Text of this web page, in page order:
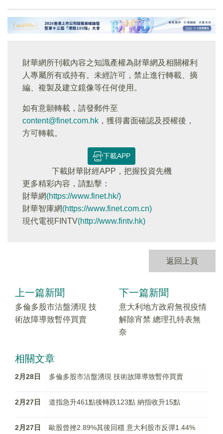
財華網所刊載內容之知識產權為財華網及相關權利
人專屬所有或持有。未經許可，禁止進行轉載、摘
編、複製及建立鏡像等任何使用。
如有意願轉載，請發郵件至
content@finet.com.hk ，獲得書面確認及授權後，
方可轉載。
下載APP
下載財華財經APP，把握投資先機
更多精彩内容，請點擊：
財華網(https://www.finet.hk/)
財華智庫網(https://www.finet.com.cn)
現代電視FINTV(http://www.fintv.hk)
返回上頁
上一篇新聞
多倫多股市沽盤湧現 技
術故障導致暫停買賣
下一篇新聞
意大利地方政府無視疫情
解除宵禁 總理孔特表無
奈
相關文章
2月28日 多倫多股市沽盤湧現 技術故障導致暫停買賣
2月27日 道指急升461點後轉跌123點 納指收升15點
2月27日 歐股曾挫2.89%其後回穩 意大利股市反彈1.44%